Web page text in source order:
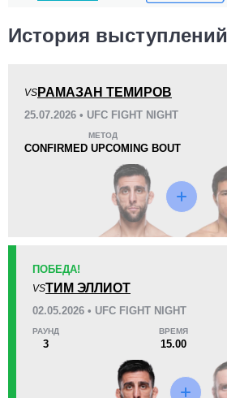
1(25%)
3(75%)
HEX
История выступлений
VS РАМАЗАН ТЕМИРОВ
25.07.2026 • UFC FIGHT NIGHT
МЕТОД
CONFIRMED UPCOMING BOUT
ПОБЕДА!
VSТИМ ЭЛЛИОТ
02.05.2026 • UFC FIGHT NIGHT
РАУНД
3
ВРЕМЯ
15.00